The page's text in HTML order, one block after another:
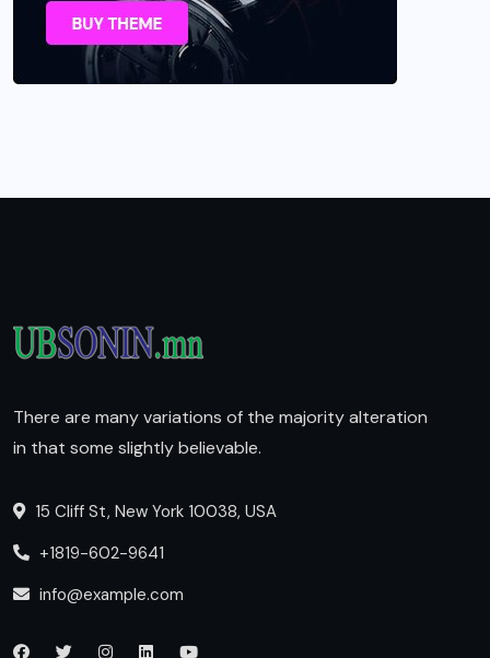
There are many variations of the majority alteration
in that some slightly believable.
15 Cliff St, New York 10038, USA
+1819-602-9641
info@example.com